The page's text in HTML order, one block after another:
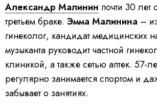
Александр Малинин почти 30 лет
третьем браке. Эмма Малинина –
гинеколог, кандидат медицинских
музыканта руководит частной
клиникой, а также сетью аптек. 57-
регулярно занимается спортом и
забывает о занятиях.